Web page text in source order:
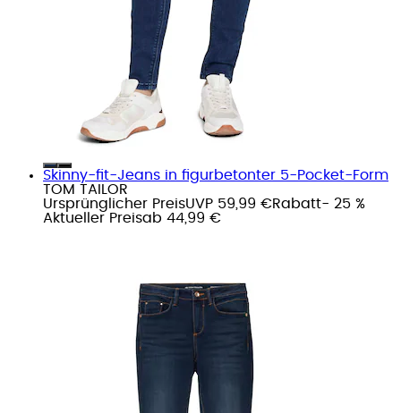
Skinny-fit-Jeans in figurbetonter 5-Pocket-Form
TOM TAILOR
Ursprünglicher PreisUVP 59,99 €Rabatt- 25 %
Aktueller Preisab 44,99 €